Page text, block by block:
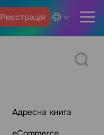
Реєстрація
Адресна книга